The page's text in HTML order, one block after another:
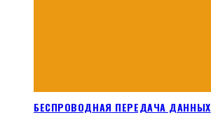
БЕСПРОВОДНАЯ ПЕРЕДАЧА ДАННЫХ